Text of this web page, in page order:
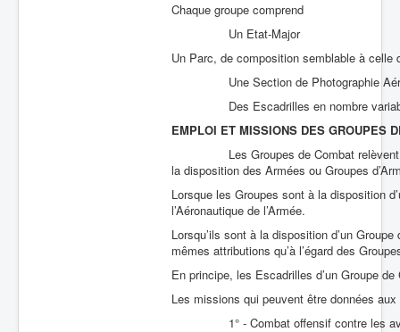
Chaque groupe comprend
Un Etat-Major
Un Parc, de composition semblable à celle
Une Section de Photographie
Des Escadrilles en nombre
EMPLOI ET MISSIONS DES GROUPES
Les Groupes de Combat relèvent du
la disposition des Armées ou Groupes
Lorsque les Groupes sont à la disposition
l’Aéronautique de l’Armée.
Lorsqu’ils sont à la disposition d’un
mêmes attributions qu’à l’égard des
En principe, les Escadrilles d’un Groupe
Les missions qui peuvent être données
1° - Combat offensif contre les